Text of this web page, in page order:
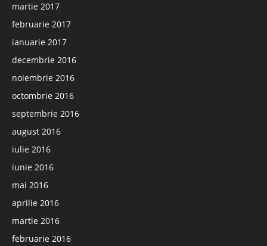
martie 2017
februarie 2017
ianuarie 2017
decembrie 2016
noiembrie 2016
octombrie 2016
septembrie 2016
august 2016
iulie 2016
iunie 2016
mai 2016
aprilie 2016
martie 2016
februarie 2016